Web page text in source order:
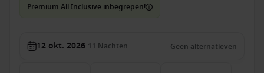
Premium All Inclusive inbegrepen!
12 okt. 2026 11 Nachten Geen alternatieven